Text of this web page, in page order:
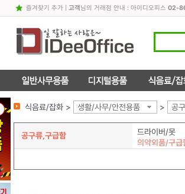
즐겨찾기 추가| 고객님의 거래점 안내 : 아이디오피스 02-
식음료/잡화 > 생활/사무/안전용품 > 공
공구류,구급함 드라이버/못
의약외품/구급